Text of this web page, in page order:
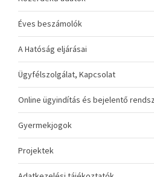
Éves beszámolók
A Hatóság eljárásai
Ügyfélszolgálat, Kapcsolat
Online ügyindítás és bejelentő
Gyermekjogok
Projektek